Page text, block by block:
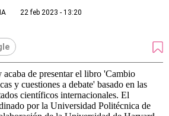
22 feb 2023 - 13:20
de presentar el libro 'Cambio
y cuestiones a debate' basado en las
científicos internacionales. El
por la Universidad Politécnica de